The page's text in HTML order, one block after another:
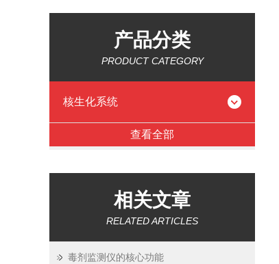
产品分类
PRODUCT CATEGORY
核生化系统
查看全部
相关文章
RELATED ARTICLES
毒剂监测仪的核心功能